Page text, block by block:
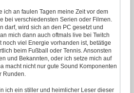
ich an faulen Tagen meine Zeit vor dem
bei verschiedensten Serien oder Filmen.
darf, wird sich an den PC gesetzt und
mich dann auch oftmals live bei Twitch
noch viel Energie vorhanden ist, betätige
beim Fußball oder Tennis. Ansonsten
und Bekannten, oder ich setze mich auf
macht nicht nur gute Sound Komponenten
Runden.
ich ein stiller und heimlicher Leser dieser